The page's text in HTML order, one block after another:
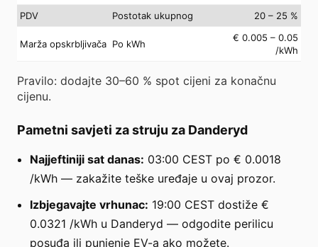
PDV
Postotak ukupnog 20 – 25 %
Marža opskrbljivača Po kWh
€ 0.005 – 0.05
/kWh
Pravilo: dodajte 30–60 % spot cijeni za konačnu
cijenu.
Pametni savjeti za struju za Danderyd
Najjeftiniji sat danas: 03:00 CEST po € 0.0018
/kWh — zakažite teške uređaje u ovaj prozor.
Izbjegavajte vrhunac: 19:00 CEST dostiže €
0.0321 /kWh u Danderyd — odgodite perilicu
posuđa ili punjenje EV-a ako možete.